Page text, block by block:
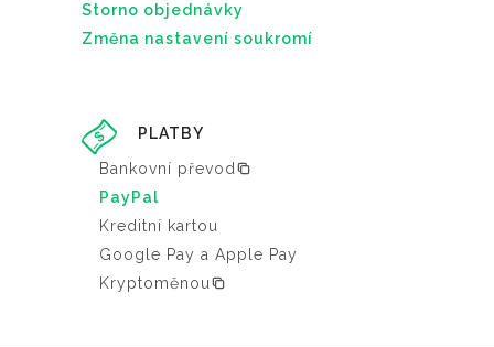
Storno objednávky
Změna nastavení soukromí
PLATBY
Bankovní převod
PayPal
Kreditní kartou
Google Pay a Apple Pay
Kryptoměnou